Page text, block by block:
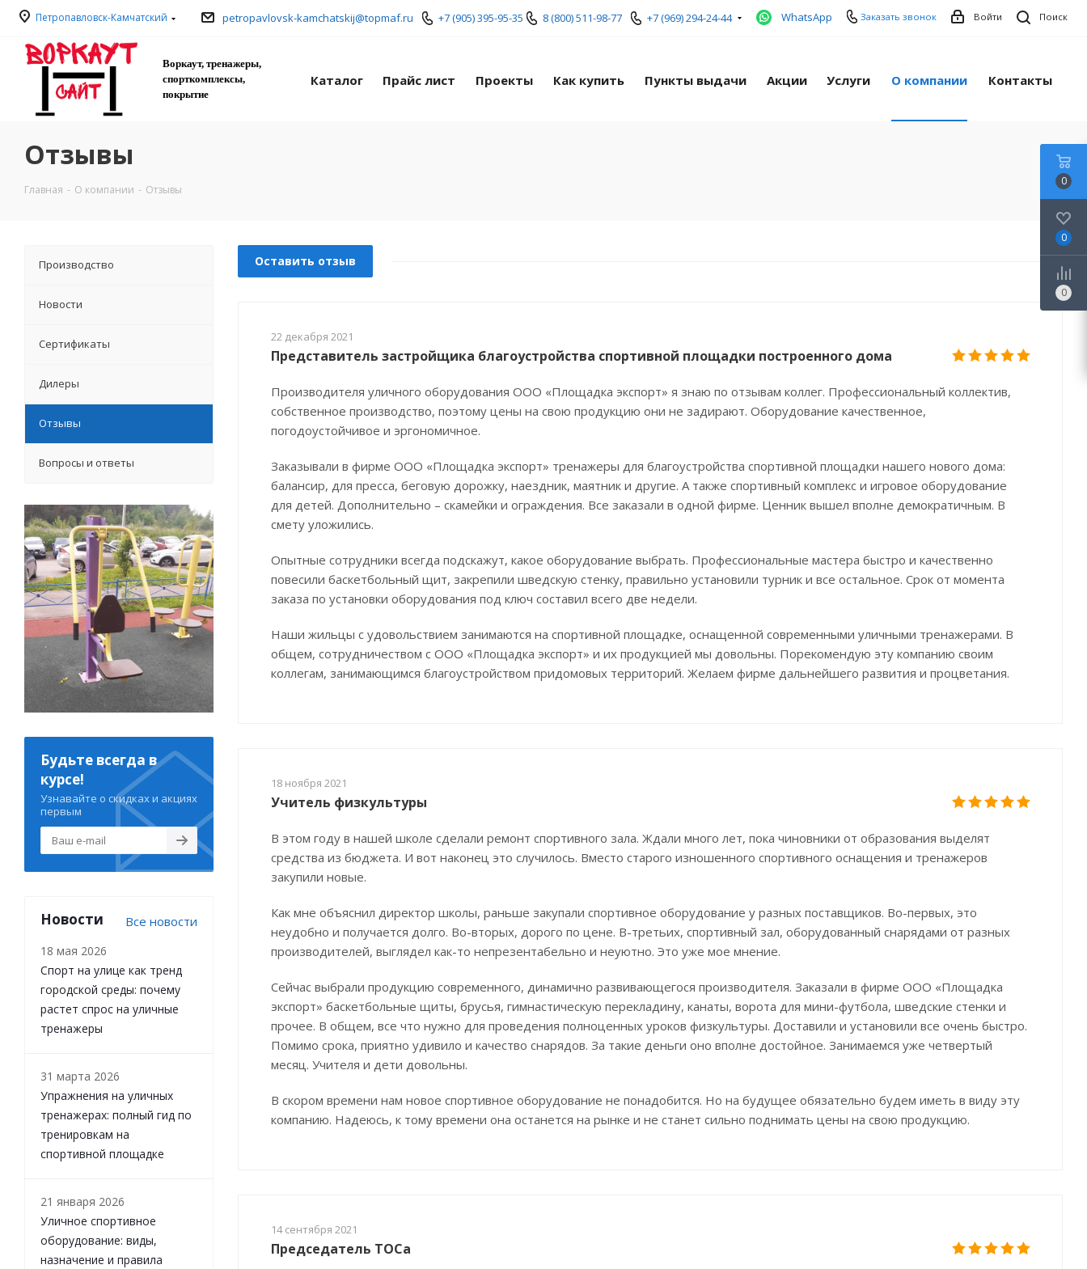
Петропавловск-Камчатский Поиск
Войти
Заказать звонок
WhatsApp
+7 (969) 294-24-44
8 (800) 511-98-77
+7 (905) 395-95-35
petropavlovsk-kamchatskij@topmaf.ru
Воркаут, тренажеры,
спорткомплексы,
покрытие
Каталог Прайс лист Проекты Как купить Пункты выдачи Акции Услуги О компании Контакты
Отзывы
Главная - О компании - Отзывы
Оставить отзыв
22 декабря 2021
Представитель застройщика благоустройства спортивной площадки построенного дома
Производителя уличного оборудования ООО «Площадка экспорт» я знаю по отзывам коллег. Профессиональный коллектив,
собственное производство, поэтому цены на свою продукцию они не задирают. Оборудование качественное,
погодоустойчивое и эргономичное.
Заказывали в фирме ООО «Площадка экспорт» тренажеры для благоустройства спортивной площадки нашего нового дома:
балансир, для пресса, беговую дорожку, наездник, маятник и другие. А также спортивный комплекс и игровое оборудование
для детей. Дополнительно – скамейки и ограждения. Все заказали в одной фирме. Ценник вышел вполне демократичным. В
смету уложились.
Опытные сотрудники всегда подскажут, какое оборудование выбрать. Профессиональные мастера быстро и качественно
повесили баскетбольный щит, закрепили шведскую стенку, правильно установили турник и все остальное. Срок от момента
заказа по установки оборудования под ключ составил всего две недели.
Наши жильцы с удовольствием занимаются на спортивной площадке, оснащенной современными уличными тренажерами. В
общем, сотрудничеством с ООО «Площадка экспорт» и их продукцией мы довольны. Порекомендую эту компанию своим
коллегам, занимающимся благоустройством придомовых территорий. Желаем фирме дальнейшего развития и процветания.
18 ноября 2021
Учитель физкультуры
В этом году в нашей школе сделали ремонт спортивного зала. Ждали много лет, пока чиновники от образования выделят
средства из бюджета. И вот наконец это случилось. Вместо старого изношенного спортивного оснащения и тренажеров
закупили новые.
Как мне объяснил директор школы, раньше закупали спортивное оборудование у разных поставщиков. Во-первых, это
неудобно и получается долго. Во-вторых, дорого по цене. В-третьих, спортивный зал, оборудованный снарядами от разных
производителей, выглядел как-то непрезентабельно и неуютно. Это уже мое мнение.
Сейчас выбрали продукцию современного, динамично развивающегося производителя. Заказали в фирме ООО «Площадка
экспорт» баскетбольные щиты, брусья, гимнастическую перекладину, канаты, ворота для мини-футбола, шведские стенки и
прочее. В общем, все что нужно для проведения полноценных уроков физкультуры. Доставили и установили все очень быстро.
Помимо срока, приятно удивило и качество снарядов. За такие деньги оно вполне достойное. Занимаемся уже четвертый
месяц. Учителя и дети довольны.
В скором времени нам новое спортивное оборудование не понадобится. Но на будущее обязательно будем иметь в виду эту
компанию. Надеюсь, к тому времени она останется на рынке и не станет сильно поднимать цены на свою продукцию.
14 сентября 2021
Председатель ТОСа
Производство
Новости
Сертификаты
Дилеры
Отзывы
Вопросы и ответы
Будьте всегда в
курсе!
Узнавайте о скидках и акциях
первым
Новости Все новости
18 мая 2026
Спорт на улице как тренд
городской среды: почему
растет спрос на уличные
тренажеры
31 марта 2026
Упражнения на уличных
тренажерах: полный гид по
тренировкам на
спортивной площадке
21 января 2026
Уличное спортивное
оборудование: виды,
назначение и правила
0
0
0